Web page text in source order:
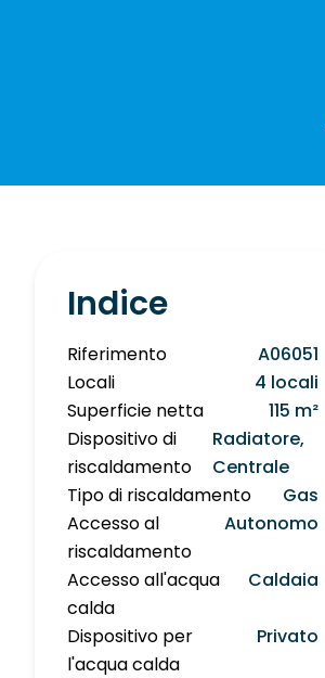
Indice
Riferimento
A06051
Locali
4 locali
Superficie netta
115 m²
Dispositivo di
riscaldamento
Radiatore,
Centrale
Tipo di riscaldamento
Gas
Accesso al
riscaldamento
Autonomo
Accesso all'acqua
calda
Caldaia
Dispositivo per
l'acqua calda
Privato